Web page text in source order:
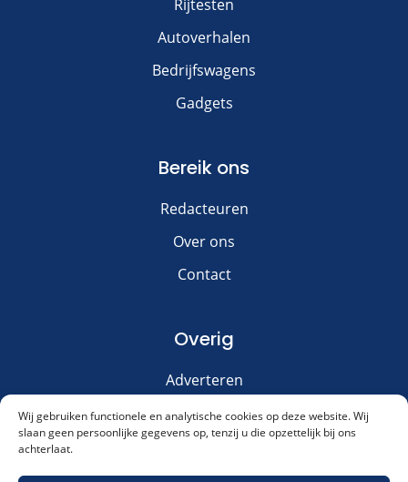
Wij gebruiken functionele en analytische cookies op deze website. Wij
slaan geen persoonlijke gegevens op, tenzij u die opzettelijk bij ons
achterlaat.
Rijtesten
Autoverhalen
Bedrijfswagens
Gadgets
Bereik ons
Redacteuren
Over ons
Contact
Overig
Adverteren
Disclaimer
Privacy & Cookies
Meld je aan voor onze nieuwsbrief!